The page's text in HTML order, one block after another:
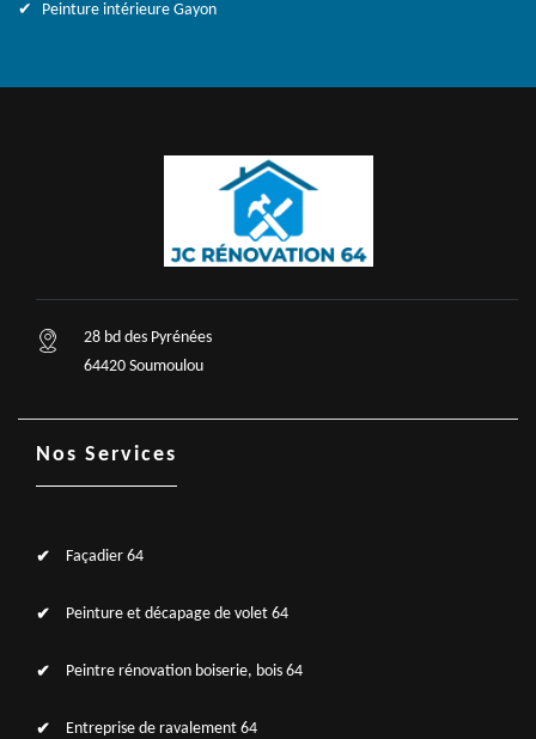
Peinture intérieure Gayon
28 bd des Pyrénées
64420 Soumoulou
Nos Services
Façadier 64
Peinture et décapage de volet 64
Peintre rénovation boiserie, bois 64
Entreprise de ravalement 64